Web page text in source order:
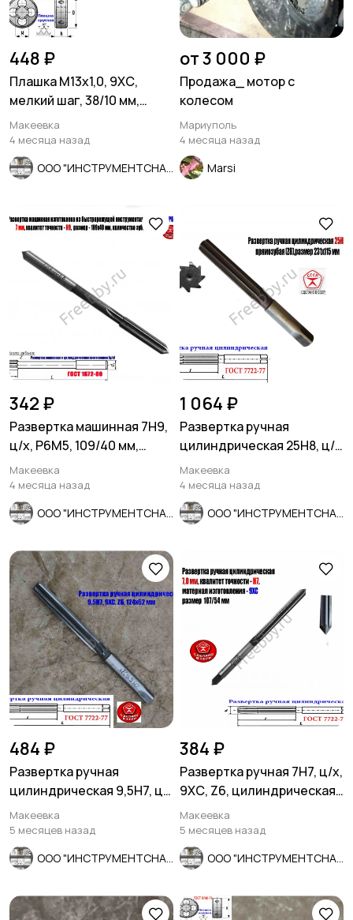
448 ₽
Плашка М13х1,0, 9ХС,
мелкий шаг, 38/10 мм,
ГОСТ 7740-71.
Макеевка
4 месяца назад
от 3 000 ₽
Продажа_ мотор с
колесом
Мариуполь
4 месяца назад
Marsi
342 ₽
Развертка машинная 7Н9,
ц/х, Р6М5, 109/40 мм,
2363-0068, СССР
Макеевка
4 месяца назад
1 064 ₽
Развертка ручная
цилиндрическая 25Н8, ц/
х, 9ХС, 231/115 мм, Z8,
СССР.
Макеевка
4 месяца назад
484 ₽
Развертка ручная
цилиндрическая 9,5Н7, ц/
х, 9ХС, Z6, 124/62 мм,
СССР.
Макеевка
5 месяцев назад
384 ₽
Развертка ручная 7Н7, ц/х,
9ХС, Z6, цилиндрическая,
107/54 мм, СССР.
Макеевка
5 месяцев назад